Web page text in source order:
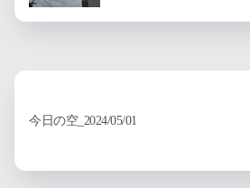
今日の空_2024/05/01